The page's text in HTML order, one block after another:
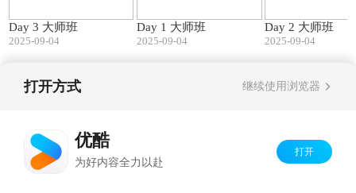
Day 3 大师班
2025-09-04
Day 1 大师班
2025-09-04
Day 2 大师班
2025-09-04
打开方式 继续使用浏览器
优酷
为好内容全力以赴
打开